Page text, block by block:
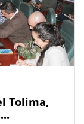
Tolima,